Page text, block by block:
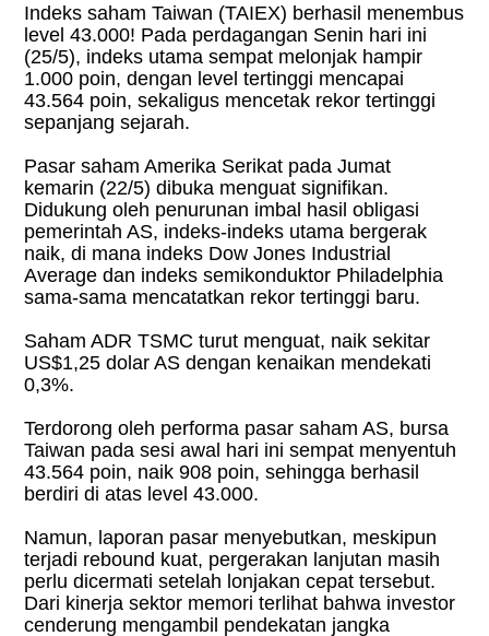
Indeks saham Taiwan (TAIEX) berhasil menembus
level 43.000! Pada perdagangan Senin hari ini
(25/5), indeks utama sempat melonjak hampir
1.000 poin, dengan level tertinggi mencapai
43.564 poin, sekaligus mencetak rekor tertinggi
sepanjang sejarah.
Pasar saham Amerika Serikat pada Jumat
kemarin (22/5) dibuka menguat signifikan.
Didukung oleh penurunan imbal hasil obligasi
pemerintah AS, indeks-indeks utama bergerak
naik, di mana indeks Dow Jones Industrial
Average dan indeks semikonduktor Philadelphia
sama-sama mencatatkan rekor tertinggi baru.
Saham ADR TSMC turut menguat, naik sekitar
US$1,25 dolar AS dengan kenaikan mendekati
0,3%.
Terdorong oleh performa pasar saham AS, bursa
Taiwan pada sesi awal hari ini sempat menyentuh
43.564 poin, naik 908 poin, sehingga berhasil
berdiri di atas level 43.000.
Namun, laporan pasar menyebutkan, meskipun
terjadi rebound kuat, pergerakan lanjutan masih
perlu dicermati setelah lonjakan cepat tersebut.
Dari kinerja sektor memori terlihat bahwa investor
cenderung mengambil pendekatan jangka